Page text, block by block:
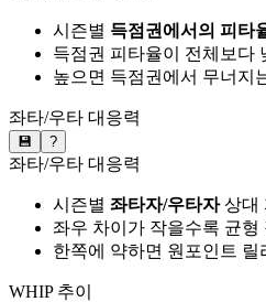
시즌별 득점권에서의 피타
득점권 피타율이 전체보다
높으면 득점권에서 무너지
좌타/우타 대응력
💾 ?
좌타/우타 대응력
시즌별 좌타자/우타자상대
좌우 차이가 작을수록 균형
한쪽에 약하면 원포인트 릴
WHIP 추이